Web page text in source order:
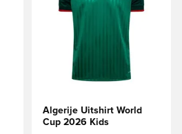
Algerije Uitshirt World
Cup 2026 Kids